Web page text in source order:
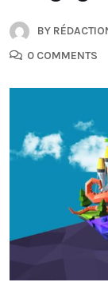
BY
0 COMMENTS